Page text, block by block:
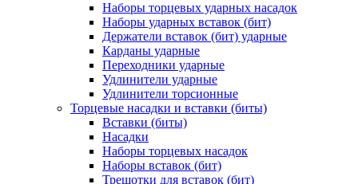
Наборы торцевых ударных насадок
Наборы ударных вставок (бит)
Держатели вставок (бит) ударные
Карданы ударные
Переходники ударные
Удлинители ударные
Удлинители торсионные
Торцевые насадки и вставки (биты)
Вставки (биты)
Насадки
Наборы торцевых насадок
Наборы вставок (бит)
Трещотки для вставок (бит)